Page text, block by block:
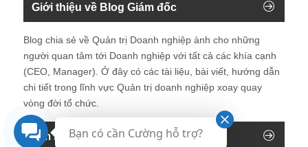
Giới thiệu về Blog Giám đốc
Blog chia sẻ về Quản trị Doanh nghiệp ành cho những
người quan tâm tới Doanh nghiệp với tất cả các khía cạnh
(CEO, Manager). Ở đây có các tài liệu, bài viết, hướng dẫn
chi tiết trong lĩnh vực Quản trị doanh nghiệp xoay quay
vòng đời tổ chức.
Tìm kiếm trên blog
Bạn có cần Cường hỗ trợ?